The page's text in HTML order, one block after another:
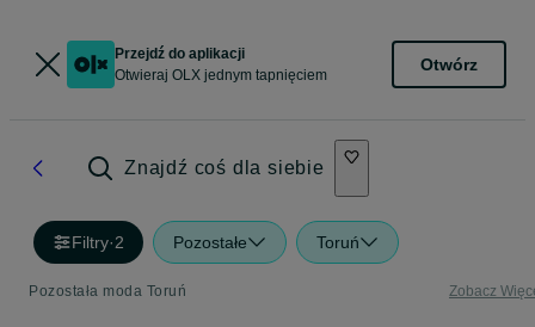
Przejdź do aplikacji
Otwieraj OLX jednym tapnięciem
Otwórz
Znajdź coś dla siebie
Filtry·2 Pozostałe Toruń
Pozostała moda Toruń Zobacz